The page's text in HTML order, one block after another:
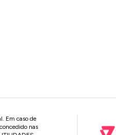
Em caso de
nas